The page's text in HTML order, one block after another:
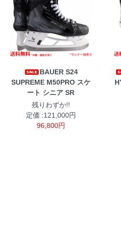
BAUER S24
SUPREME M50PRO スケ
ート シニア SR
残りわずか!!
定価 :121,000円
96,800円